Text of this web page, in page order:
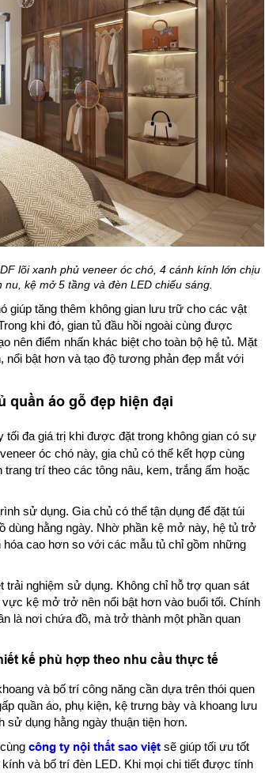
lõi xanh phủ veneer óc chó, 4 cánh kính lớn chịu
kệ mở 5 tầng và đèn LED chiếu sáng.
giúp tăng thêm không gian lưu trữ cho các vật
khi đó, gian tủ đầu hồi ngoài cùng được
nên điểm nhấn khác biệt cho toàn bộ hệ tủ. Mặt
nổi bật hơn và tạo độ tương phản đẹp mắt với
quần áo gỗ đẹp hiện đại
tối đa giá trị khi được đặt trong không gian có sự
óc chó này, gia chủ có thể kết hợp cùng
trí theo các tông nâu, kem, trắng ấm hoặc
sử dụng. Gia chủ có thể tận dụng để đặt túi
dùng hằng ngày. Nhờ phần kệ mở này, hệ tủ trở
cao hơn so với các mẫu tủ chỉ gồm những
nghiệm sử dụng. Không chỉ hỗ trợ quan sát
kệ mở trở nên nổi bật hơn vào buổi tối. Chính
là nơi chứa đồ, mà trở thành một phần quan
kế phù hợp theo nhu cầu thực tế
và bố trí công năng cần dựa trên thói quen
quần áo, phụ kiện, kệ trưng bày và khoang lưu
dụng hằng ngày thuận tiện hơn.
công ty nội thất sao việt sẽ giúp tối ưu tốt
và bố trí đèn LED. Khi mọi chi tiết được tính